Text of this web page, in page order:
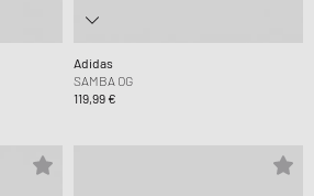
Adidas
SAMBA OG
119,99 €